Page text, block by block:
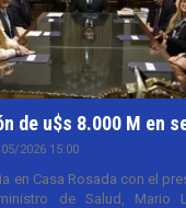
de u$s 8.000 M en
2026 15:00
en Casa Rosada con el
de Salud, Mario